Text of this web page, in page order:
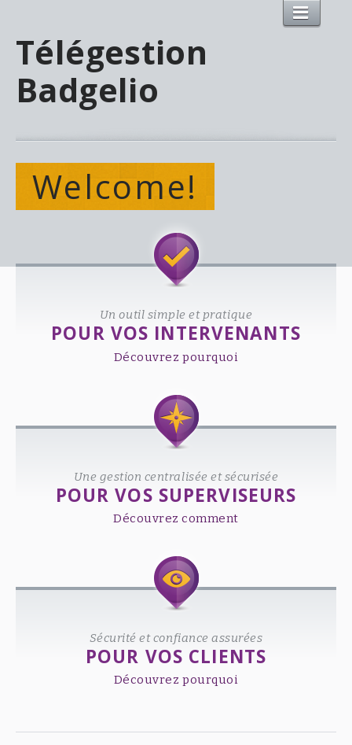
Télégestion
Badgelio
Welcome!
Un outil simple et pratique
POUR VOS INTERVENANTS
Découvrez pourquoi
Une gestion centralisée et sécurisée
POUR VOS SUPERVISEURS
Découvrez comment
Sécurité et confiance assurées
POUR VOS CLIENTS
Découvrez pourquoi